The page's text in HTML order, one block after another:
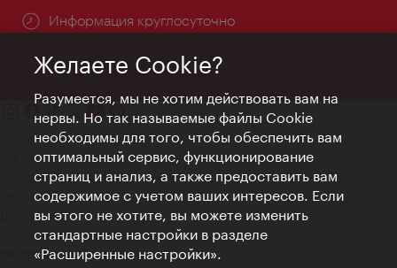
Информация круглосуточно
Контакт
Credits
Положение о конфиденциальности
Terms of Use
Доступность
Контакты для прессы
Настройки файлов Cookie
Желаете Cookie?
Разумеется, мы не хотим действовать вам на
нервы. Но так называемые файлы Cookie
необходимы для того, чтобы обеспечить вам
оптимальный сервис, функционирование
страниц и анализ, а также предоставить вам
содержимое с учетом ваших интересов. Если
вы этого не хотите, вы можете изменить
стандартные настройки в разделе
«Расширенные настройки».